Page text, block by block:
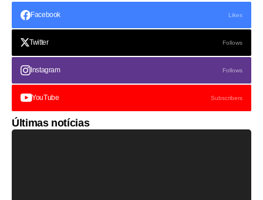
Facebook Likes
Twitter Follows
Instagram Follows
YouTube Subscribers
Últimas notícias